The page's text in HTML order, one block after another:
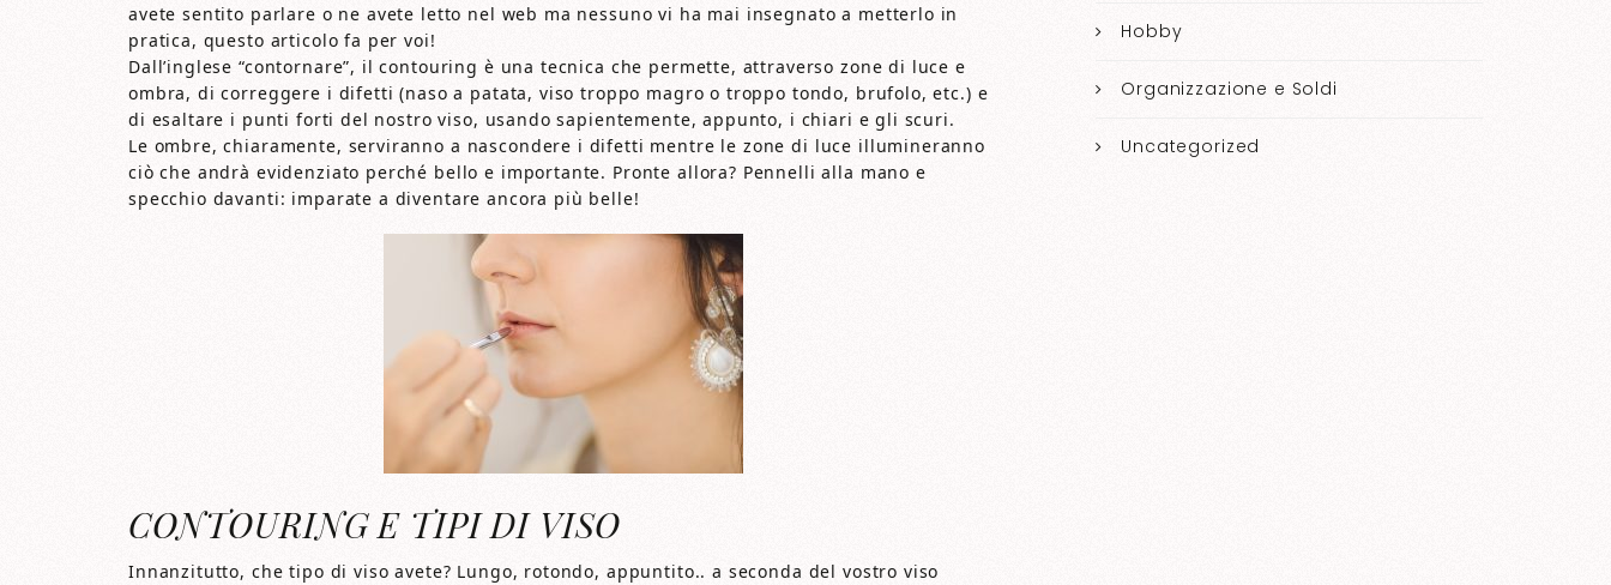
avete sentito parlare o ne avete letto nel web ma nessuno vi ha mai insegnato a metterlo in
pratica, questo articolo fa per voi!
Dall’inglese “contornare”, il contouring è una tecnica che permette, attraverso zone di luce e
ombra, di correggere i difetti (naso a patata, viso troppo magro o troppo tondo, brufolo, etc.) e
di esaltare i punti forti del nostro viso, usando sapientemente, appunto, i chiari e gli scuri.
Le ombre, chiaramente, serviranno a nascondere i difetti mentre le zone di luce illumineranno
ciò che andrà evidenziato perché bello e importante. Pronte allora? Pennelli alla mano e
specchio davanti: imparate a diventare ancora più belle!
CONTOURING E TIPI DI VISO
Innanzitutto, che tipo di viso avete? Lungo, rotondo, appuntito.. a seconda del vostro viso
Hobby
Organizzazione e Soldi
Uncategorized